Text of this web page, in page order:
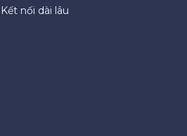
Kết nối dài lâu